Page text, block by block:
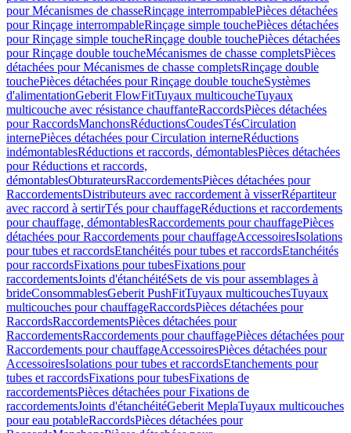
pour Mécanismes de chasseRinçage interrompablePièces détachées
pour Rinçage interrompableRinçage simple touchePièces détachées
pour Rinçage simple toucheRinçage double touchePièces détachées
pour Rinçage double toucheMécanismes de chasse completsPièces
détachées pour Mécanismes de chasse completsRinçage double
touchePièces détachées pour Rinçage double toucheSystèmes
d'alimentationGeberit FlowFitTuyaux multicoucheTuyaux
multicouche avec résistance chauffanteRaccordsPièces détachées
pour RaccordsManchonsRéductionsCoudesTésCirculation
internePièces détachées pour Circulation interneRéductions
indémontablesRéductions et raccords, démontablesPièces détachées
pour Réductions et raccords,
démontablesObturateursRaccordementsPièces détachées pour
RaccordementsDistributeurs avec raccordement à visserRépartiteur
avec raccord à sertirTés pour chauffageRéductions et raccordements
pour chauffage, démontablesRaccordements pour chauffagePièces
détachées pour Raccordements pour chauffageAccessoiresIsolations
pour tubes et raccordsEtanchéités pour tubes et raccordsEtanchéités
pour raccordsFixations pour tubesFixations pour
raccordementsJoints d'étanchéitéSets de vis pour assemblages à
brideConsommablesGeberit PushFitTuyaux multicouchesTuyaux
multicouches pour chauffageRaccordsPièces détachées pour
RaccordsRaccordementsPièces détachées pour
RaccordementsRaccordements pour chauffagePièces détachées pour
Raccordements pour chauffageAccessoiresPièces détachées pour
AccessoiresIsolations pour tubes et raccordsEtanchements pour
tubes et raccordsFixations pour tubesFixations de
raccordementsPièces détachées pour Fixations de
raccordementsJoints d'étanchéitéGeberit MeplaTuyaux multicouches
pour eau potableRaccordsPièces détachées pour